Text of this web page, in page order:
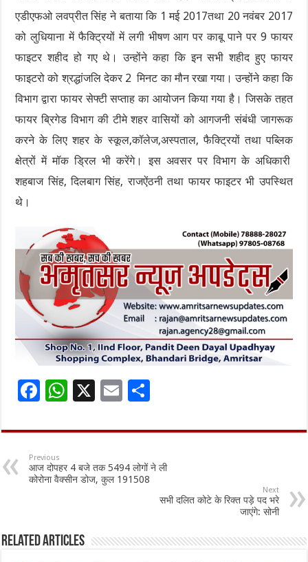
एडीएफओ लवप्रीत सिंह ने बताया कि 1 मई 2017तथा 20 नवंबर 2017
को लुधियाना में फैक्ट्रियों में लगी भीषण आग पर काबू पाने पर 9 फायर
फाइटर शहीद हो गए थे। उन्होंने कहा कि इन सभी शहीद हुए फायर
फाइटरो को श्रद्धांजलि देकर 2 मिनट का मौन रखा गया। उन्होंने कहा कि
विभाग द्वारा फायर सेफ्टी सप्ताह का आयोजन किया गया है। जिसके तहत
फायर ब्रिगेड विभाग की टीमे शहर वासियों को आगजनी संबंधी जागरूक
करने के लिए शहर के स्कूल,कॉलेज,अस्पताल, फैक्ट्रियों तथा पब्लिक
क्षेत्रों में मॉक ड्रिल भी करेंगे। इस अवसर पर विभाग के अधिकारी
शहबाज सिंह, दिलबाग सिंह, राजऐंठनी तथा फायर फाइटर भी उपस्थित
थे।
F
e
b
o
W
at
sA
p
X
E
ai ar
e
Previous
आज दोपहर 4 बजे तक 5494 लोगों ने ली
कोरोना वैक्सीन डोज, कुल 191508
Next
सभी दलित कोटे के रिक्त पड़े पद भरे
जाएंगे: सोनी
Related Articles